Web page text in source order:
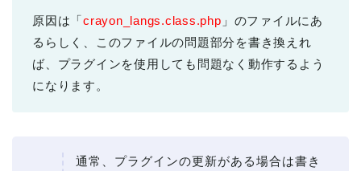
原因は「crayon_langs.class.php 」のファイルにあ
るらしく、このファイルの問題部分を書き換えれ
ば、プラグインを使用しても問題なく動作するよう
になります。
通常、プラグインの更新がある場合は書き